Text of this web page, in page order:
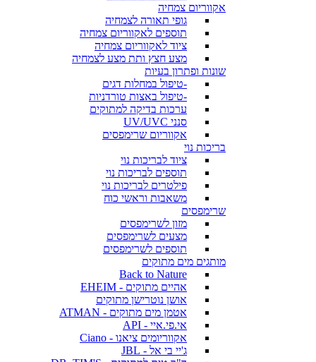
אקווריום צמחיה
גופי תאורה לצמחיה
תוספים לאקווריום צמחיה
ציוד לאקווריום צמחיה
מצע חצץ ותת מצע לצמחיה
שונות ופתרון בעיות
-טיפול במחלות דגים
-טיפול באצות טורדניות
ערכות בדיקה למתוקים
סנני UV/UVC
אקווריום שרימפסים
בריכות נוי
ציוד לבריכות נוי
תוספים לבריכות נוי
פילטרים לבריכות נוי
משאבות וראשי כוח
שרימפסים
מזון לשרימפסים
מצעים לשרימפסים
תוספים לשרימפסים
מותגים מים מתוקים
Back to Nature
אהיים מתוקים - EHEIM
אושן נוטרישן מתוקים
אטמן מים מתוקים - ATMAN
אי.פי.איי - API
אקווריומים ציאנו - Ciano
ג'יי בי אל - JBL